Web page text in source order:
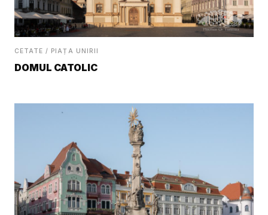
CETATE / PIAȚA UNIRII
DOMUL CATOLIC